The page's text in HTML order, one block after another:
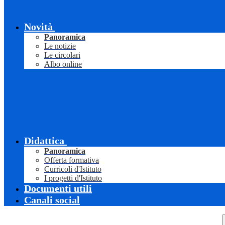
Novità
Panoramica
Le notizie
Le circolari
Albo online
Didattica
Panoramica
Offerta formativa
Curricoli d'Istituto
I progetti d'Istituto
Documenti utili
Canali social